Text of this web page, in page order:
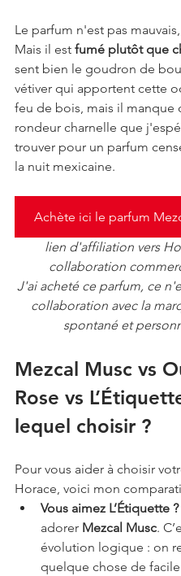
Le parfum n'est pas
Mais il est fumé plutôt que
sent bien le goudron de
vétiver qui apportent cette
feu de bois, mais il manque
rondeur charnelle que
trouver pour un parfum
la nuit mexicaine.
lien d'affiliation vers
collaboration
J'ai acheté ce parfum, ce
collaboration avec la
spontané et
Mezcal Musc vs
Rose vs
lequel choisir ?
Pour vous aider à choisir
Horace, voici mon
Vous aimez L’Étiquette ?
adorer Mezcal Musc.
évolution logique : on
quelque chose de facile